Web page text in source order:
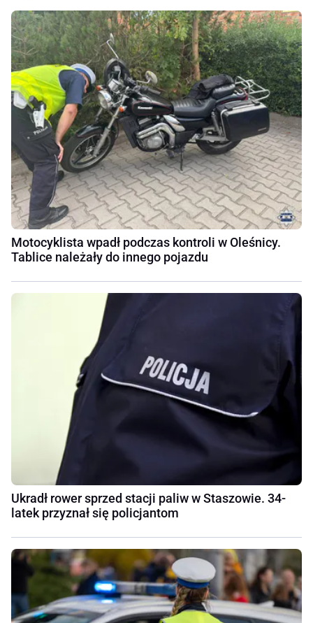
Motocyklista wpadł podczas kontroli w Oleśnicy.
Tablice należały do innego pojazdu
Ukradł rower sprzed stacji paliw w Staszowie. 34-
latek przyznał się policjantom